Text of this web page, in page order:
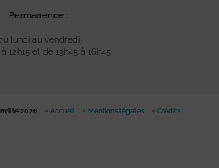
Permanence :
lundi au vendredi
12h15 et de 13h45 à 16h45
2026 Accueil Mentions légales Crédits